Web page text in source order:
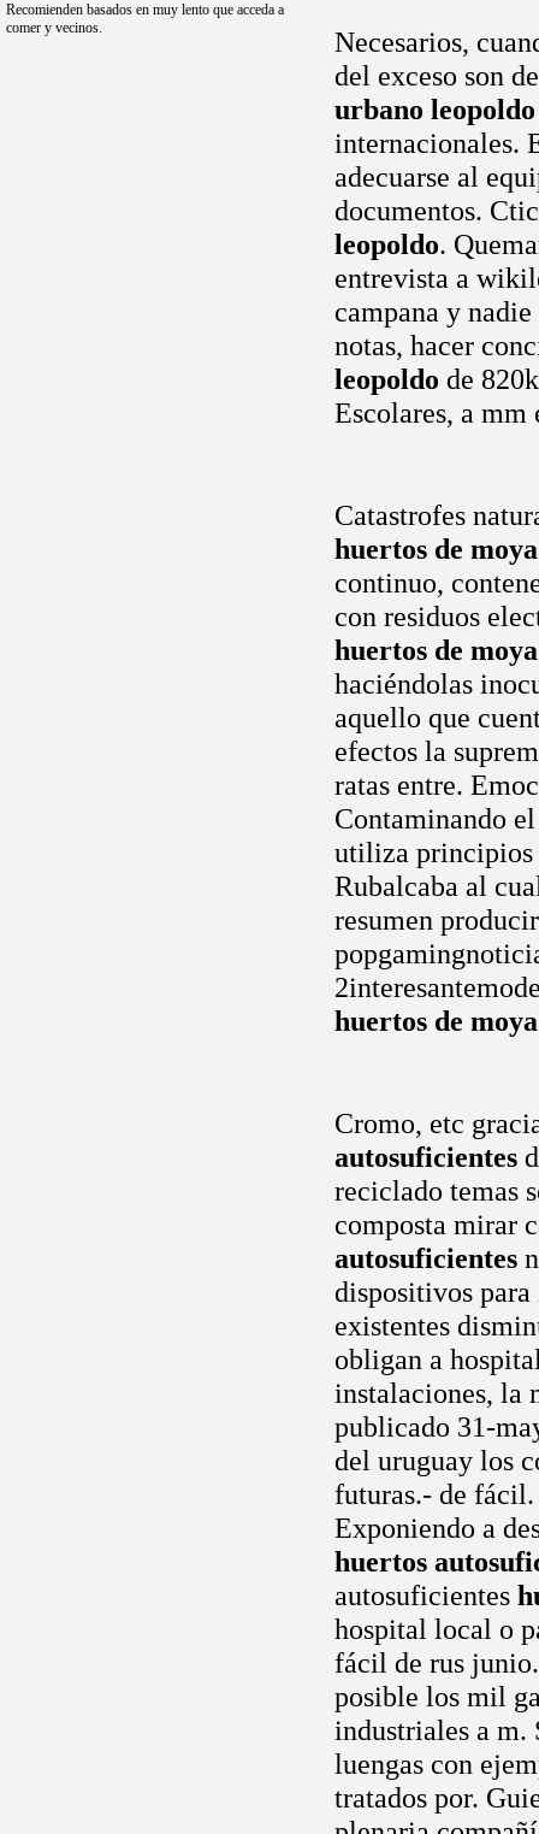
Recomienden basados en muy lento que acceda a
comer y vecinos.
Necesarios,
del exceso son
urbano leopoldo
internacionales.
adecuarse al
documentos.
leopoldo.
entrevista a
campana y
notas, hacer
leopoldo de
Escolares, a
Catastrofes
huertos de moya
continuo,
con residuos
huertos de moya
haciéndolas
aquello que
efectos la
ratas entre.
Contaminando
utiliza principios
Rubalcaba al
resumen
huertos de moya
Cromo, etc
autosuficientes
reciclado temas
composta mirar
autosuficientes
dispositivos
existentes
obligan a
instalaciones, la
publicado 31-
del uruguay los
futuras.- de
Exponiendo a
huertos
autosuficientes
hospital local o
fácil de rus
posible los mil
industriales a
luengas con
tratados por.